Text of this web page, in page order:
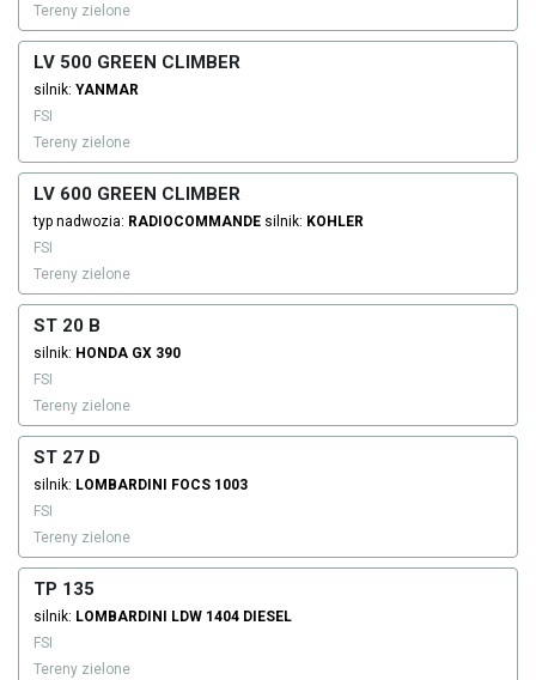
Tereny zielone
LV 500 GREEN CLIMBER
silnik: YANMAR
FSI
Tereny zielone
LV 600 GREEN CLIMBER
typ nadwozia: RADIOCOMMANDE silnik: KOHLER
FSI
Tereny zielone
ST 20 B
silnik: HONDA GX 390
FSI
Tereny zielone
ST 27 D
silnik: LOMBARDINI
FOCS 1003
FSI
Tereny zielone
TP 135
silnik: LOMBARDINI LDW 1404 DIESEL
FSI
Tereny zielone